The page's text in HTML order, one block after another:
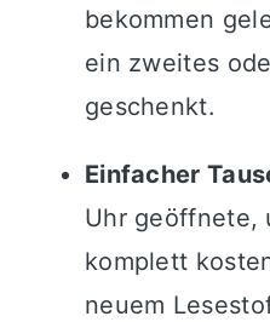
bekommen
ein zweites
geschenkt.
Einfacher
Uhr geöffnete,
komplett
neuem